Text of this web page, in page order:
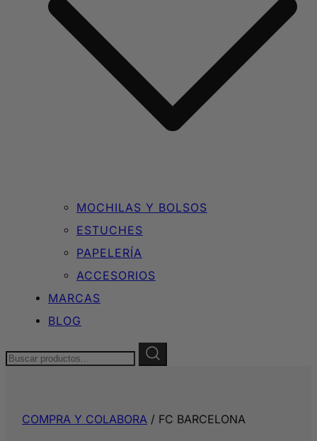
MOCHILAS Y BOLSOS
ESTUCHES
PAPELERÍA
ACCESORIOS
MARCAS
BLOG
Buscar:
COMPRA Y COLABORA / FC BARCELONA